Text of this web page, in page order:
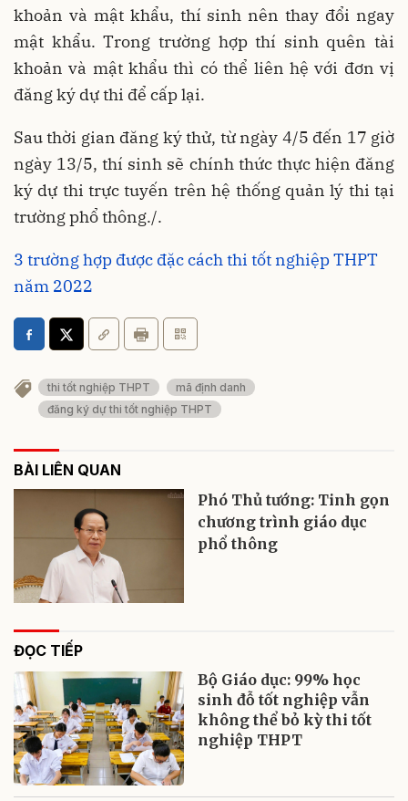
khoản và mật khẩu, thí sinh nên thay đổi ngay
mật khẩu. Trong trường hợp thí sinh quên tài
khoản và mật khẩu thì có thể liên hệ với đơn vị
đăng ký dự thi để cấp lại.
Sau thời gian đăng ký thử, từ ngày 4/5 đến 17 giờ
ngày 13/5, thí sinh sẽ chính thức thực hiện đăng
ký dự thi trực tuyến trên hệ thống quản lý thi tại
trường phổ thông./.
3 trường hợp được đặc cách thi tốt nghiệp THPT
năm 2022
thi tốt nghiệp THPT
mã định danh
đăng ký dự thi tốt nghiệp THPT
BÀI LIÊN QUAN
Phó Thủ tướng: Tinh gọn
chương trình giáo dục
phổ thông
ĐỌC TIẾP
Bộ Giáo dục: 99% học
sinh đỗ tốt nghiệp vẫn
không thể bỏ kỳ thi tốt
nghiệp THPT